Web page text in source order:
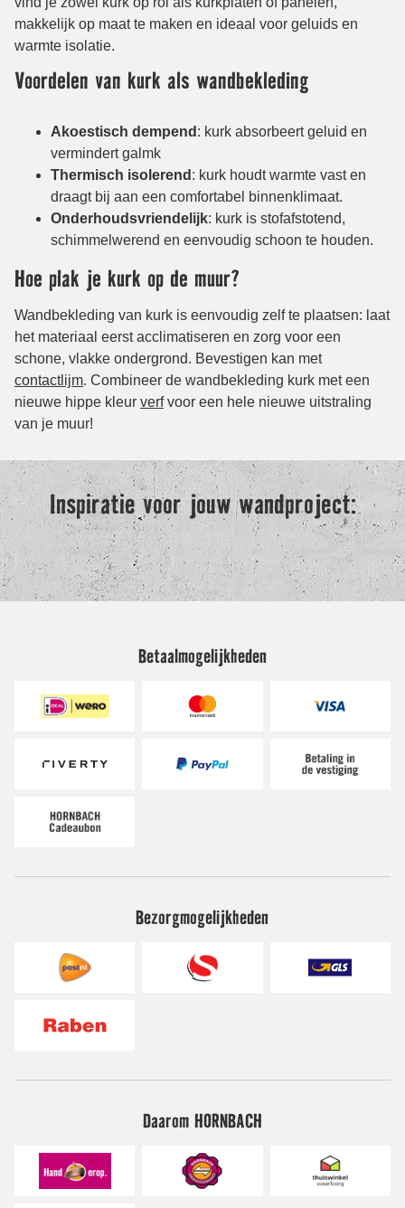
Betaalmogelijkheden
Bezorgmogelijkheden
Daarom HORNBACH